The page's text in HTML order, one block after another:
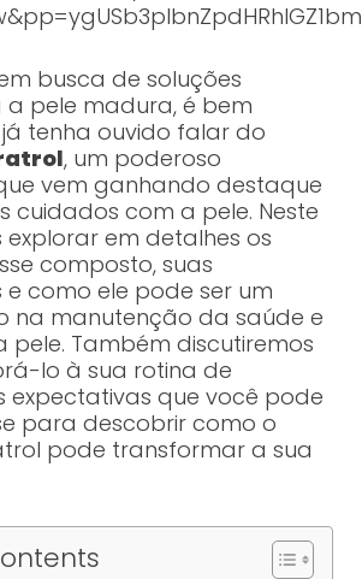
busca de soluções
pele madura, é bem
tenha ouvido falar do
, um poderoso
vem ganhando destaque
cuidados com a pele. Neste
em detalhes os
composto, suas
como ele pode ser um
na manutenção da saúde e
pele. Também discutiremos
lo à sua rotina de
expectativas que você pode
para descobrir como o
pode transformar a sua